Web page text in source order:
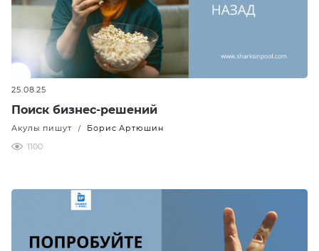
25.08.25
Поиск бизнес-решений
Акулы пишут /
Борис Артюшин
1100